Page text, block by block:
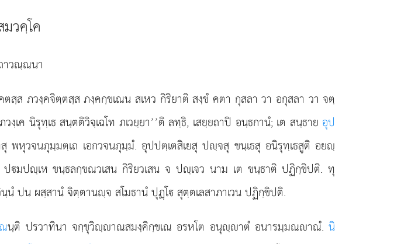
วคฺโค
าวณฺณนา
สฺส ภวงฺคจิตฺตสฺส ภงฺคกฺขเณน สเหว กิริยาติ สงฺขํ คตา กุสลา วา อกุสลา วา จตฺ
นิรุทฺเธ สนฺตติวิจฺเฉโท ภเวยฺยา’’ติ ลทฺธิ, เสยฺยถาปิ อนฺธกานํ; เต สนฺธาย อุป
พหุวจนภุมฺมตฺเถ เอกวจนภุมฺมํ. อุปปตฺเตสิเยสุ ปฺจสุ ขนฺเธสุ อนิรุทฺเธสูติ อยฺ
มปฺเห ขนฺธลกฺขณวเสน กิริยวเสน จ ปฺเจว นาม เต ขนฺธาติ ปฏิกฺขิปติ. ทุ
ปน ผสฺสานํ จิตฺตานฺจ สโมธานํ ปุฏฺโ สุตฺตเลสาภาเวน ปฏิกฺขิปติ.
นฺติ ปรวาทินา จกฺขุวิฺาณสมงฺคิกฺขเณ อรหโต อนุฺาตํ อนารมฺมณาณํ.นิ